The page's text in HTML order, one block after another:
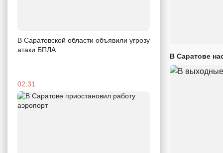
В Саратовской области объявили угрозу
атаки БПЛА
02:31
В Саратове